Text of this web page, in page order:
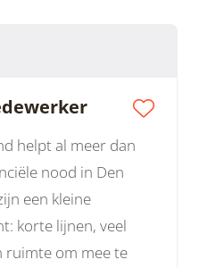
helpt al meer dan
nood in Den
een kleine
korte lijnen, veel
ruimte om mee te